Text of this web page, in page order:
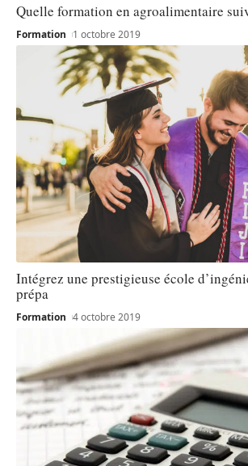
Quelle formation en agroalimentaire
Formation 1 octobre 2019
Intégrez une prestigieuse école
prépa
Formation 4 octobre 2019